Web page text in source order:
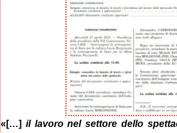
«[…] il lavoro nel settore dello